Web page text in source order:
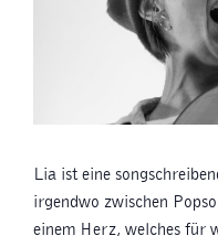
Lia ist eine
irgendwo zwischen
einem Herz, welches für